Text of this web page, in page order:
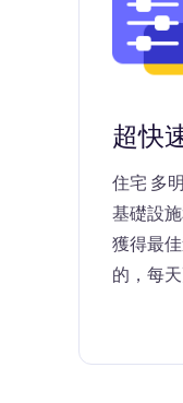
超快
住宅 多
基礎設
獲得最
的，每